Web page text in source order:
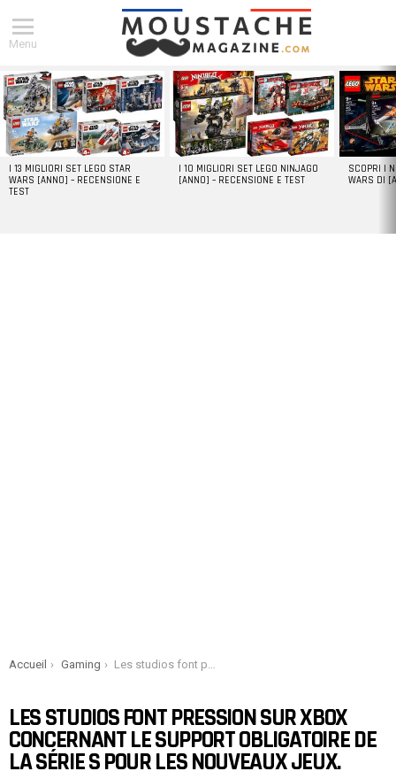
Menu
DERNIERS
ARTICLES
I 13 MIGLIORI SET LEGO STAR
WARS [ANNO] – RECENSIONE E
TEST
I 10 MIGLIORI SET LEGO NINJAGO
[ANNO] – RECENSIONE E TEST
SCOPRI I
WARS DI
You are here:
Accueil Gaming Les studios font pression sur Xbox concernant le support obligatoire de la série S pour les nouveaux jeux.
LES STUDIOS FONT PRESSION SUR XBOX
CONCERNANT LE SUPPORT OBLIGATOIRE DE
LA SÉRIE S POUR LES NOUVEAUX JEUX.